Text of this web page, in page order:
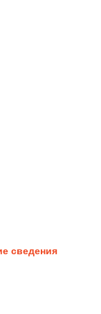
сведения